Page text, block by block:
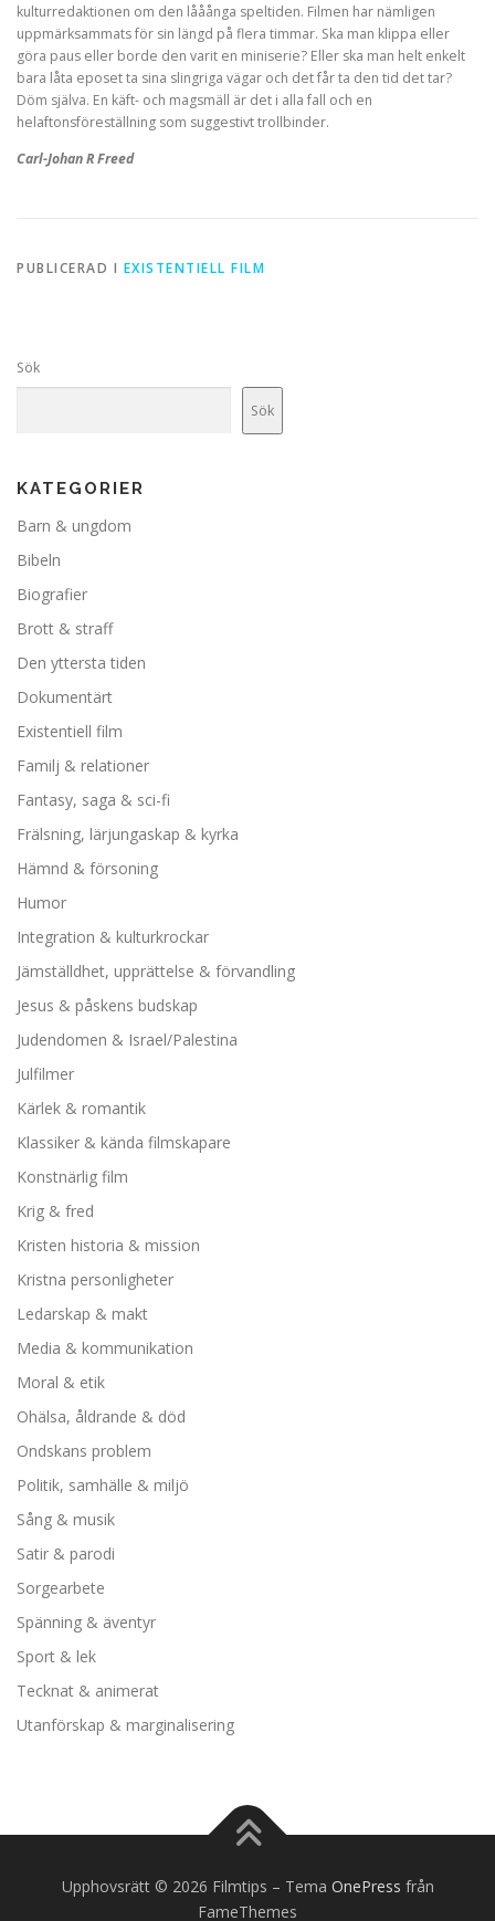
kulturredaktionen om den lååånga speltiden. Filmen har nämligen
uppmärksammats för sin längd på flera timmar. Ska man klippa eller
göra paus eller borde den varit en miniserie? Eller ska man helt enkelt
bara låta eposet ta sina slingriga vägar och det får ta den tid det tar?
Döm själva. En käft- och magsmäll är det i alla fall och en
helaftonsföreställning som suggestivt trollbinder.
Carl-Johan R Freed
PUBLICERAD I EXISTENTIELL FILM
Sök
Sök
KATEGORIER
Barn & ungdom
Bibeln
Biografier
Brott & straff
Den yttersta tiden
Dokumentärt
Existentiell film
Familj & relationer
Fantasy, saga & sci-fi
Frälsning, lärjungaskap & kyrka
Hämnd & försoning
Humor
Integration & kulturkrockar
Jämställdhet, upprättelse & förvandling
Jesus & påskens budskap
Judendomen & Israel/Palestina
Julfilmer
Kärlek & romantik
Klassiker & kända filmskapare
Konstnärlig film
Krig & fred
Kristen historia & mission
Kristna personligheter
Ledarskap & makt
Media & kommunikation
Moral & etik
Ohälsa, åldrande & död
Ondskans problem
Politik, samhälle & miljö
Sång & musik
Satir & parodi
Sorgearbete
Spänning & äventyr
Sport & lek
Tecknat & animerat
Utanförskap & marginalisering
Upphovsrätt © 2026 Filmtips – Tema OnePress från
FameThemes